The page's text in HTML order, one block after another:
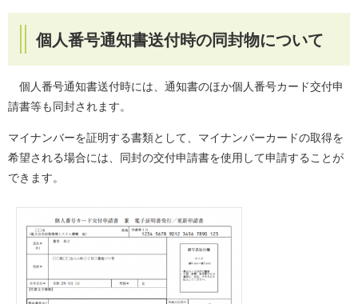
個人番号通知書送付時の同封物について
個人番号通知書送付時には、通知書のほか個人番号カード交付申
請書等も同封されます。
マイナンバーを証明する書類として、マイナンバーカードの取得を
希望される場合には、同封の交付申請書を使用して申請することが
できます。